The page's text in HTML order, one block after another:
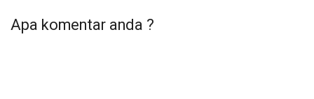
Apa komentar anda ?